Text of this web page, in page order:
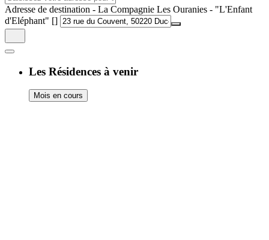
Adresse de destination - La Compagnie Les Ouranies - "L'Enfant
d'Eléphant" []
Les Résidences à venir
Mois en cours